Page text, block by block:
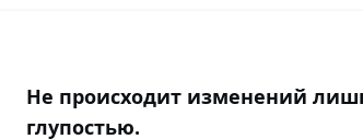
Не происходит изменений
глупостью.